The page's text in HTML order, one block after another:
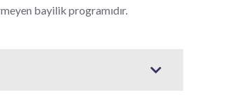
bayilik programıdır.